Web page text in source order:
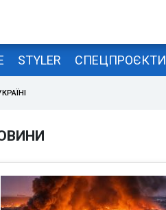
STYLER СПЕЦПРОЄКТИ